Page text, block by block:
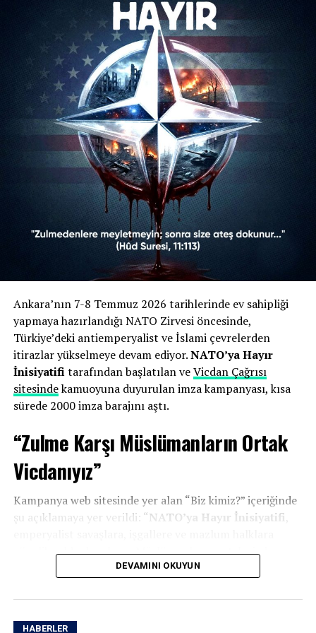
“Zulme Karşı Müslümanların Ortak Vicdanıyız” şiarıyla
yola çıkan platform, NATO’yu bir güvenlik kalkanı
olarak değil; küresel kapitalist sistemin ve ABD
hegemonyasının “kanlı bir askerî aygıtı” olarak
nitelendiriyordu. Kampanya bildirisinde öne çıkan
başlıklar şunlardı:
Gazze Vurgusu:Bildiride, NATO’nun Gazze’deki
işgal ve yıkımın en büyük suç ortağı olduğu ifade
edilmiş, İsrail’in cesaretini bu emperyalist zırhtan
aldığı savunulmuştu.
Dini Referanslar:Hûd Suresi (11/113) ve Âl-i
İmrân Suresi (3/160) gibi Kur’an-ı Kerim
ayetlerine atıfta bulunularak, zulmedenlere
meyletmemenin dini bir sorumluluk olduğu
Zirveye Tepki:7-8 Temmuz tarihlerinde
Ankara’da gerçekleştirilen zirve “ihanet” olarak
nitelendirilmiş ve emperyalist güçlerin Türkiye
topraklarında ağırlanmasının kabul edilemez
olduğu belirtilmişti.
İnisiyatif üyeleri, sitenin kapatılmasının ardından hukuki
haklarını arayacaklarını belirtirken, karara Ankara 3.
Sulh Ceza Hâkimliği nezdinde itiraz edilmesi bekleniyor.
Ankara’nın 7-8 Temmuz 2026 tarihlerinde ev sahipliği
yapmaya hazırlandığı NATO Zirvesi öncesinde,
Türkiye’deki antiemperyalist ve İslami çevrelerden
itirazlar yükselmeye devam ediyor.NATO’ya Hayır
İnisiyatifitarafından başlatılan veVicdan Çağrısı
sitesindekamuoyuna duyurulan imza kampanyası, kısa
sürede 2000 imza barajını aştı.
“Zulme Karşı Müslümanların Ortak
Vicdanıyız”
Kampanya web sitesinde yer alan “Biz kimiz?” içeriğinde
şu açıklamaya yer verildi: “NATO’ya Hayır İnisiyatifi
yönelik saldırılara karşı Müslümanların ortak vicdanını
ve sorumluluğunu ortaya koymak amacıyla bir araya
platformdur. İnancımız bize, zulme ortak olmamayı ve
zalimlere meyletmemeyi emretmektedir. Nitekim
DEVAMINI OKUYUN
HABERLER